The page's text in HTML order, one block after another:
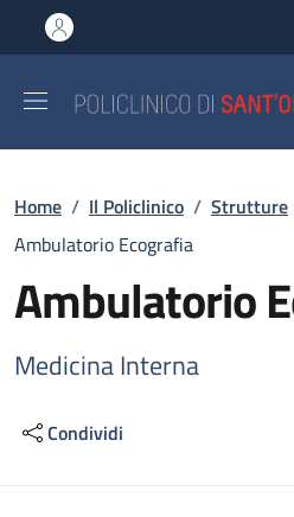
al contenuto principale
to footer content
Briciole di pane
Home / Il Policlinico / Strutture
Ambulatorio Ecografia
Ambulatorio
Medicina Interna
Condividi